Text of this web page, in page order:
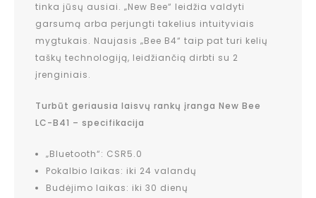
tinka jūsų ausiai. „New Bee“ leidžia valdyti
garsumą arba perjungti takelius intuityviais
mygtukais. Naujasis „Bee B4“ taip pat turi kelių
taškų technologiją, leidžiančią dirbti su 2
įrenginiais.
Turbūt geriausia laisvų rankų įranga New Bee
LC-B41 – specifikacija
„Bluetooth“: CSR5.0
Pokalbio laikas: iki 24 valandų
Budėjimo laikas: iki 30 dienų